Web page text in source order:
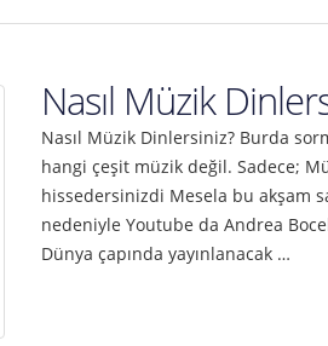
Nasıl Müzik
Nasıl Müzik Dinlersiniz? Burda
hangi çeşit müzik değil. Sadece;
hissedersinizdi Mesela bu akşam
nedeniyle Youtube da Andrea
Dünya çapında yayınlanacak …